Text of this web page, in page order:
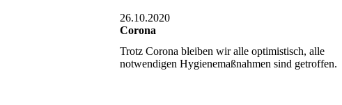
26.10.2020
Corona
Trotz Corona bleiben wir alle optimistisch, alle
notwendigen Hygienemaßnahmen sind getroffen.